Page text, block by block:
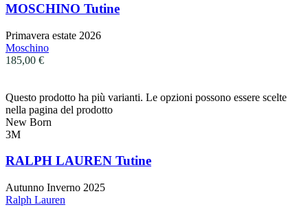
MOSCHINO Tutine
Primavera estate 2026
Moschino
185,00 €
Questo prodotto ha più varianti. Le opzioni possono essere scelte
nella pagina del prodotto
New Born
3M
RALPH LAUREN Tutine
Autunno Inverno 2025
Ralph Lauren